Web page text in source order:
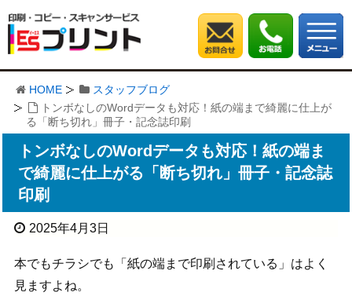
HOME
スタッフブログ
トンボなしのWordデータも対応！紙の端まで綺麗に仕上が
る「断ち切れ」冊子・記念誌印刷
トンボなしのWordデータも対応！紙の端ま
で綺麗に仕上がる「断ち切れ」冊子・記念誌
印刷
2025年4月3日
本でもチラシでも「紙の端まで印刷されている」はよく
見ますよね。